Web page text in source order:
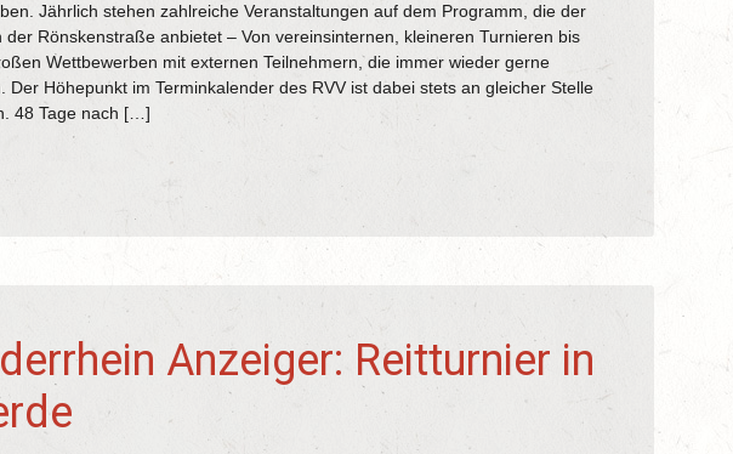
Jährlich stehen zahlreiche Veranstaltungen auf dem Programm, die der
der Rönskenstraße anbietet – Von vereinsinternen, kleineren Turnieren bis
Wettbewerben mit externen Teilnehmern, die immer wieder gerne
Der Höhepunkt im Terminkalender des RVV ist dabei stets an gleicher Stelle
48 Tage nach […]
Anzeiger: Reitturnier in